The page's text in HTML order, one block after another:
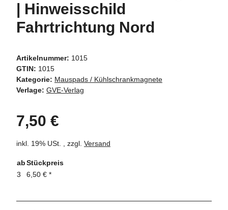
| Hinweisschild
Fahrtrichtung Nord
Artikelnummer: 1015
GTIN: 1015
Kategorie: Mauspads / Kühlschrankmagnete
Verlage: GVE-Verlag
7,50 €
inkl. 19% USt. , zzgl. Versand
abStückpreis
3
6,50 € *